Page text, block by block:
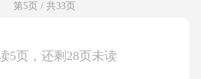
第5页 / 共33页
5页，还剩28页未读